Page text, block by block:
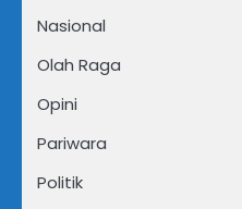
Nasional
Olah Raga
Opini
Pariwara
Politik